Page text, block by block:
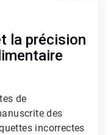
la précision
de
des
incorrectes